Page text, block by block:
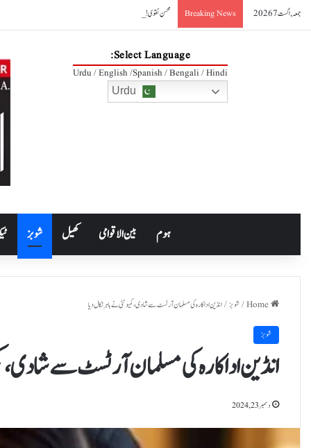
Select Language:
Urdu / English /Spanish / Bengali / Hindi
جمعہ, اگست 7 2026 Breaking News محسن نقوی!
ہوم بین الاقوامی کھیل شوبز
/ شوبز/انڈین اداکارہ کی مسلمان آرٹسٹ سے شادی، کمیونٹی نے باہر نکال دیا
شوبز
انڈین اداکارہ کی مسلمان آرٹسٹ سے شادی،
دسمبر 23, 2024